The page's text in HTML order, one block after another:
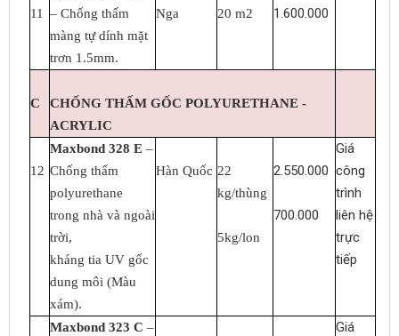
11
– Chống thấm
màng tự dính mặt
trơn 1.5mm.
Nga 20 m2 1.600.000
C
CHỐNG THẤM GỐC POLYURETHANE -
ACRYLIC
12
Maxbond 328 E –
Chống thấm
polyurethane
trong nhà và ngoài
trời,
kháng tia UV gốc
dung môi (Màu
xám).
Hàn Quốc 22
kg/thùng
5kg/lon
2.550.000
700.000
Giá
công
trình
liên hệ
trực
tiếp
Maxbond 323 C – Giá